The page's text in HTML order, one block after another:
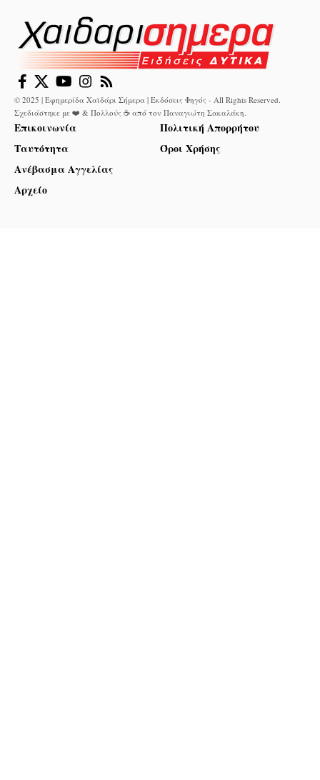
© 2025 | Εφημερίδα Χαϊδάρι Σήμερα | Εκδόσεις Φηγός - All Rights Reserved.
Σχεδιάστηκε με ❤️ & Πολλούς ☕ από τον Παναγιώτη Σακαλάκη.
Επικοινωνία
Ταυτότητα
Ανέβασμα Αγγελίας
Αρχείο
Πολιτική Απορρήτου
Όροι Χρήσης